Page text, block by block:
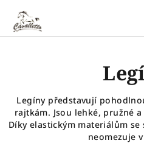
obsah
Legíny představují
rajtkám. Jsou lehké, pružné
Díky elastickým materiálům
neomezuje